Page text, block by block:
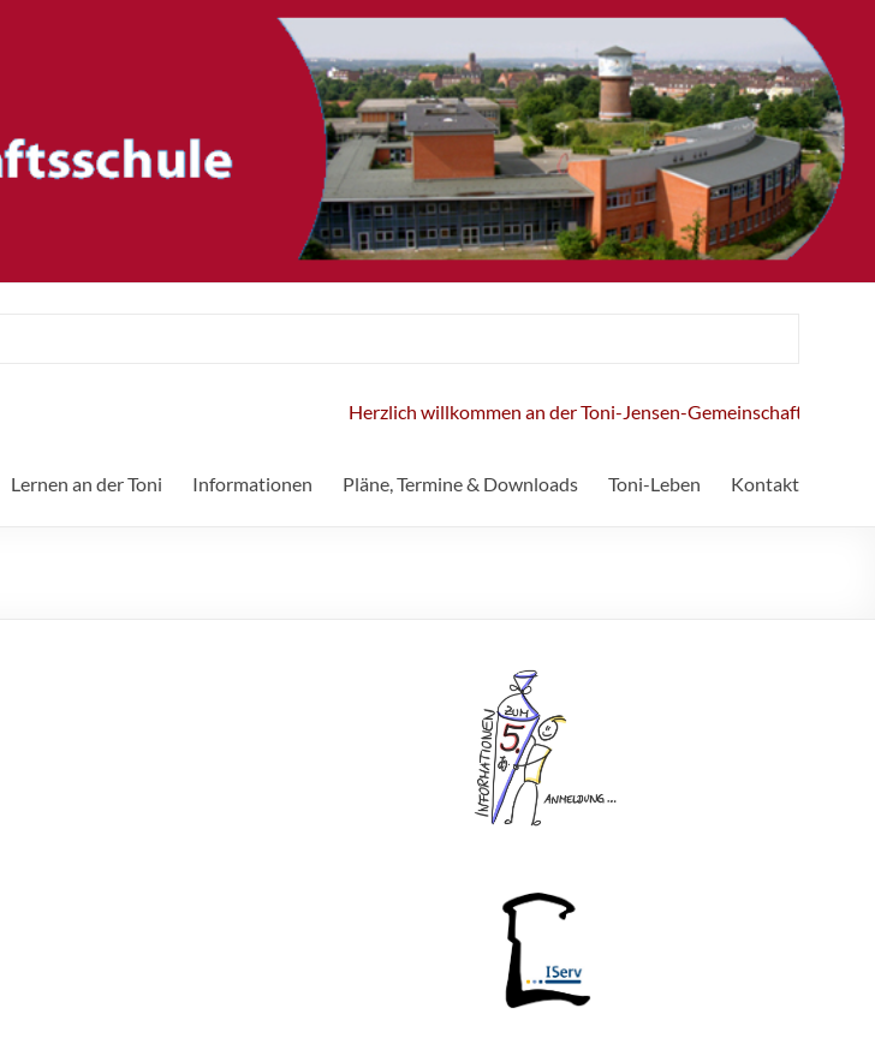
Herzlich willkommen an der Toni-Jensen-Gemeinschaftsschule!
Lernen an der Toni Informationen Pläne, Termine & Downloads Toni-Leben Kontakt